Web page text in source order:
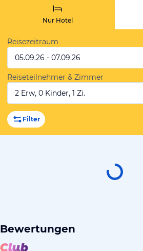
Nur Hotel
Reisezeitraum
05.09.26 - 07.09.26
Reiseteilnehmer & Zimmer
2 Erw, 0 Kinder, 1 Zi.
Filter
Bewertungen